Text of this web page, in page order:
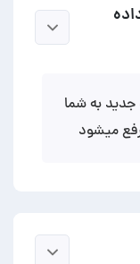
جدید به شما
میشود